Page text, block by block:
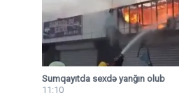
Sumqayıtda sexdə yanğın olub
11:10